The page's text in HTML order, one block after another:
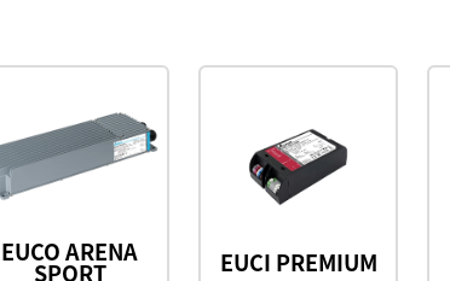
EUCO ARENA
SPORT EUCI PREMIUM